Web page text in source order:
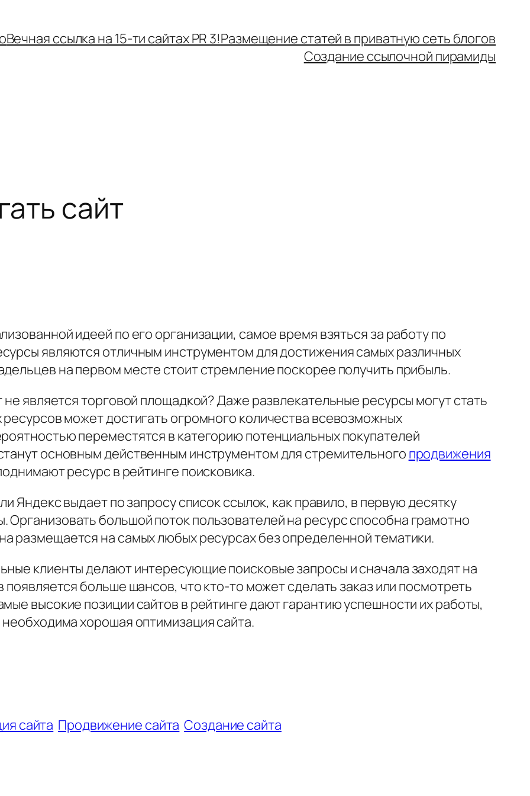
Вечная ссылка на 15-ти сайтах PR 3!Размещение статей в приватную сеть блогов
Создание ссылочной пирамиды
сайт
идеей по его организации, самое время взяться за работу по
являются отличным инструментом для достижения самых различных
на первом месте стоит стремление поскорее получить прибыль.
является торговой площадкой? Даже развлекательные ресурсы могут стать
может достигать огромного количества всевозможных
переместятся в категорию потенциальных покупателей
основным действенным инструментом для стремительного продвижения
ресурс в рейтинге поисковика.
Яндекс выдает по запросу список ссылок, как правило, в первую десятку
большой поток пользователей на ресурс способна грамотно
размещается на самых любых ресурсах без определенной тематики.
клиенты делают интересующие поисковые запросы и сначала заходят на
больше шансов, что кто-то может сделать заказ или посмотреть
высокие позиции сайтов в рейтинге дают гарантию успешности их работы,
хорошая оптимизация сайта.
сайта Продвижение сайта Создание сайта